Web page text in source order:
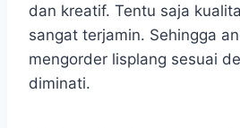
dan kreatif. Tentu saja
sangat terjamin. Sehingga
mengorder lisplang sesuai
diminati.